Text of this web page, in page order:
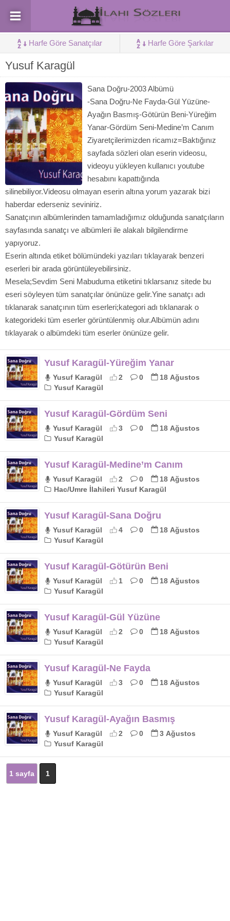
Harfe Göre Sanatçılar Harfe Göre Şarkılar
Yusuf Karagül
Sana Doğru-2003 Albümü
-Sana Doğru-Ne Fayda-Gül Yüzüne-
Ayağın Basmış-Götürün Beni-Yüreğim
Yanar-Gördüm Seni-Medine’m Canım
Ziyaretçilerimizden ricamız=Baktığınız
sayfada sözleri olan eserin videosu,
videoyu yükleyen kullanıcı youtube
hesabını kapattığında
silinebiliyor.Videosu olmayan eserin altına yorum yazarak bizi
haberdar ederseniz seviniriz.
Sanatçının albümlerinden tamamladığımız olduğunda sanatçıların
sayfasında sanatçı ve albümleri ile alakalı bilgilendirme
yapıyoruz.
Eserin altında etiket bölümündeki yazıları tıklayarak benzeri
eserleri bir arada görüntüleyebilirsiniz.
Mesela;Sevdim Seni Mabuduma etiketini tıklarsanız sitede bu
eseri söyleyen tüm sanatçılar önünüze gelir.Yine sanatçı adı
tıklanarak sanatçının tüm eserleri;kategori adı tıklanarak o
kategorideki tüm eserler görüntülenmiş olur.Albümün adını
tıklayarak o albümdeki tüm eserler önünüze gelir.
Yusuf Karagül-Yüreğim Yanar
Yusuf Karagül 2 0
18 Ağustos
Yusuf Karagül
Yusuf Karagül-Gördüm Seni
Yusuf Karagül 3 0
18 Ağustos
Yusuf Karagül
Yusuf Karagül-Medine’m Canım
Yusuf Karagül 2 0
18 Ağustos
Hac/Umre İlahileri Yusuf Karagül
Yusuf Karagül-Sana Doğru
Yusuf Karagül 4 0
18 Ağustos
Yusuf Karagül
Yusuf Karagül-Götürün Beni
Yusuf Karagül 1 0
18 Ağustos
Yusuf Karagül
Yusuf Karagül-Gül Yüzüne
Yusuf Karagül 2 0
18 Ağustos
Yusuf Karagül
Yusuf Karagül-Ne Fayda
Yusuf Karagül 3 0
18 Ağustos
Yusuf Karagül
Yusuf Karagül-Ayağın Basmış
Yusuf Karagül 2 0
3 Ağustos
Yusuf Karagül
1 sayfa 1